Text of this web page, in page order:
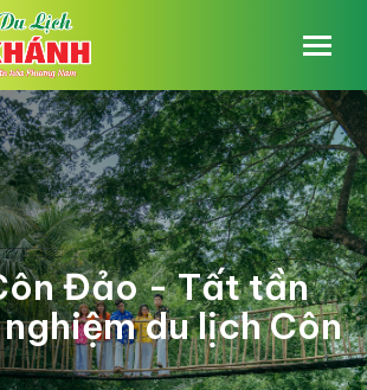
Đảo - Tất tần
du lịch Côn